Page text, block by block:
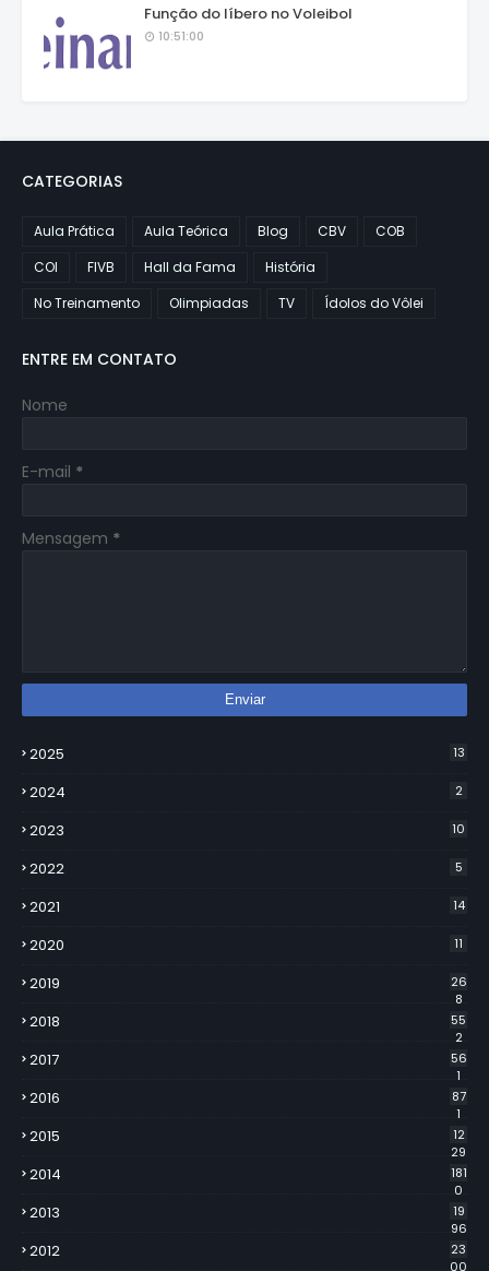
Função do líbero no Voleibol
10:51:00
CATEGORIAS
Aula Prática Aula Teórica Blog CBV
COB
COI
FIVB Hall da Fama
História
No Treinamento
Olimpiadas TV Ídolos do Vôlei
ENTRE EM CONTATO
Nome
E-mail *
Mensagem *
2025 13
2024 2
2023 10
2022 5
2021 14
2020 11
2019
26
8
2018
55
2
2017
56
1
2016
87
1
2015
12
29
2014
181
0
2013
19
96
2012
23
00